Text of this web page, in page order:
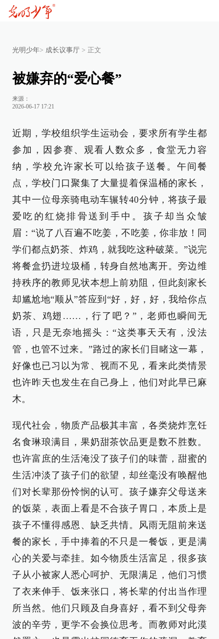
光明少年> 成长议事厅 > 正文
被嫌弃的“爱心餐”
来源：
2026-06-17 17:21
近期，学校组织学生运动会，要求所有学生都
参加，因参赛、观看人数众多，食堂无力容
纳，学校允许家长可以给孩子送餐。午间餐
点，学校门口聚集了大量提着保温桶的家长，
其中一位母亲骑电动车辗转40分钟，将孩子最
爱吃的红烧排骨送到手中。孩子却当众皱
眉：“说了八百遍不吃姜，不吃姜，你非放！同
学们都点奶茶、炸鸡，就我吃这种破菜。”说完
将餐盒扔进垃圾桶，转身自然地离开。旁边维
持秩序的教师见状本想上前劝阻，但此刻家长
却尴尬地“顺从”答应到“好，好，好，我给你点
奶茶、鸡翅……，行了吧？”，老师也瞬间无
语，只是无奈地摇头：“这类事天天有，没法
管，也管不过来。”路过的家长们目睹这一幕，
好像也已习以为常、视而不见，看来此类情景
也许昨天也发生在自己身上，他们对此早已麻
木。
现代社会，物质产品极其丰富，各类烧炸烹饪
名食琳琅满目，果奶甜茶饮品更是数不胜数。
也许富庶的生活淹没了孩子们的味蕾，甜蜜的
生活冲淡了孩子们的欲望，却丝毫没有唤醒他
们对长辈那份怜悯的认可。孩子嫌弃父母送来
的饭菜，表面上看是不合孩子胃口，本质上是
孩子不懂得感恩、缺乏共情。风雨无阻前来送
餐的家长，手中捧着的不只是一餐饭，更是满
心的关爱与牵挂。如今物质生活富足，很多孩
子从小被家人悉心呵护、无限满足，他们习惯
了衣来伸手、饭来张口，将长辈的付出当作理
所当然。他们只顾及自身喜好，看不到父母奔
波的辛劳，更学不会换位思考。而教师对此漠